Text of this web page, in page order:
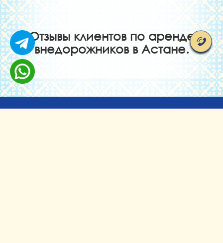
Отзывы клиентов по аренде
внедорожников в Астане.